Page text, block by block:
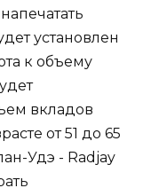
установлен
к объему
вкладов
от 51 до 65
Удэ - Radjay